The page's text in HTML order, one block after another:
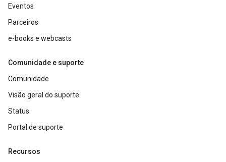
Eventos
Parceiros
e-books e webcasts
Comunidade e suporte
Comunidade
Visão geral do suporte
Status
Portal de suporte
Recursos